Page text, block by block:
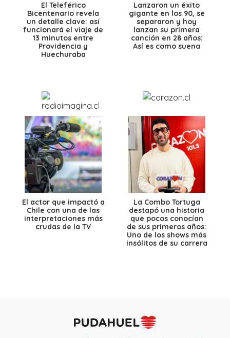
El Teleférico
Bicentenario revela
un detalle clave: así
funcionará el viaje de
13 minutos entre
Providencia y
Huechuraba
Lanzaron un éxito
gigante en los 90, se
separaron y hoy
lanzan su primera
canción en 28 años:
Así es como suena
El actor que impactó a
Chile con una de las
interpretaciones más
crudas de la TV
La Combo Tortuga
destapó una historia
que pocos conocían
de sus primeros años:
Uno de los shows más
insólitos de su carrera